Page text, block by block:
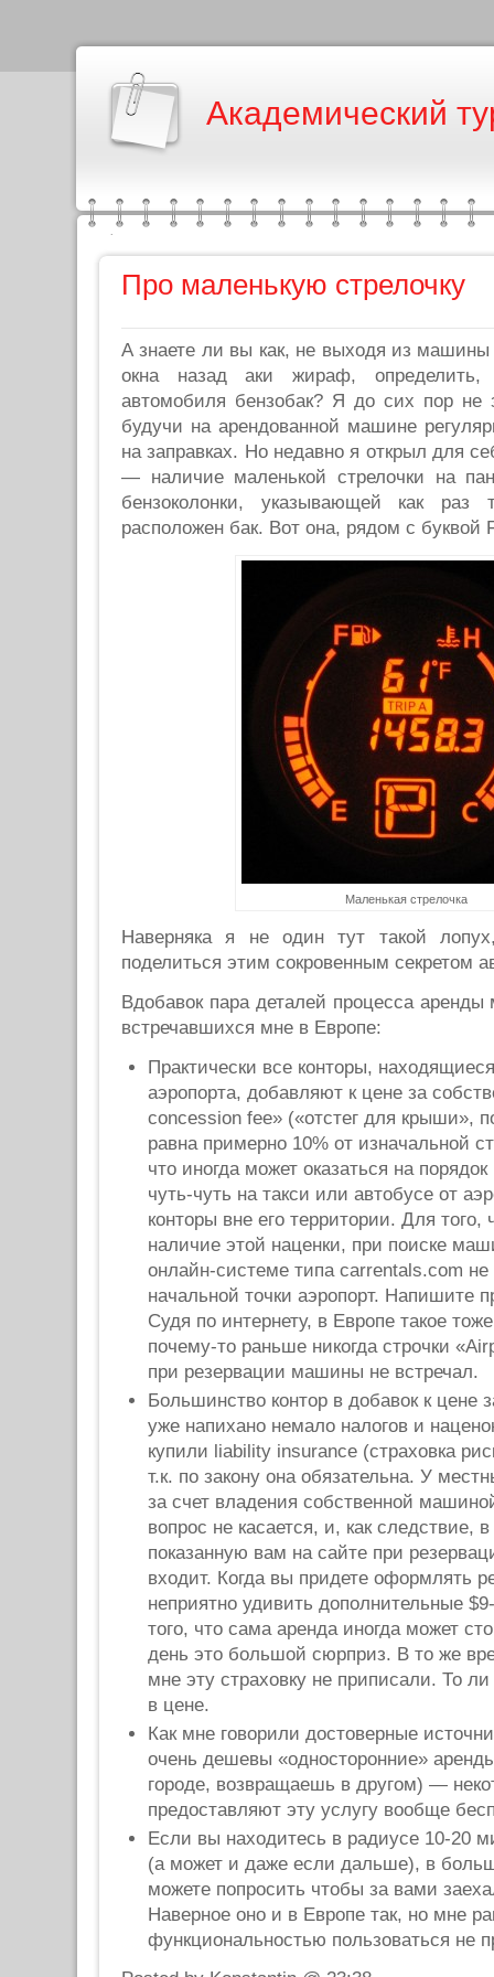
Академический
Про маленькую стрелочку
А знаете ли вы как, не выходя из
окна назад аки жираф,
автомобиля бензобак? Я до сих пор не
будучи на арендованной машине
на заправках. Но недавно я открыл для
— наличие маленькой стрелочки на
бензоколонки, указывающей как
расположен бак. Вот она, рядом с буквой
Маленькая стрелочка
Наверняка я не один тут такой
поделиться этим сокровенным секретом
Вдобавок пара деталей процесса
встречавшихся мне в Европе:
Практически все конторы,
аэропорта, добавляют к цене за
concession fee» («отстег для крыши»,
равна примерно 10% от изначальной
что иногда может оказаться на
чуть-чуть на такси или автобусе от
конторы вне его территории. Для того,
наличие этой наценки, при поиске
онлайн-системе типа carrentals.com не
начальной точки аэропорт. Напишите
Судя по интернету, в Европе такое
почему-то раньше никогда строчки
при резервации машины не встречал.
Большинство контор в добавок к цене
уже напихано немало налогов и
купили liability insurance (страховка
т.к. по закону она обязательна. У
за счет владения собственной
вопрос не касается, и, как следствие,
показанную вам на сайте при
входит. Когда вы придете оформлять
неприятно удивить дополнительные
того, что сама аренда иногда может
день это большой сюрприз. В то же
мне эту страховку не приписали. То
в цене.
Как мне говорили достоверные
очень дешевы «односторонние»
городе, возвращаешь в другом) —
предоставляют эту услугу вообще
Если вы находитесь в радиусе 10-20
(а может и даже если дальше), в
можете попросить чтобы за вами
Наверное оно и в Европе так, но мне
функциональностью пользоваться не